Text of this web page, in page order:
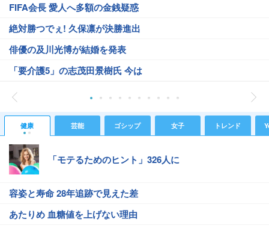
FIFA会長 愛人へ多額の金銭疑惑
絶対勝つでぇ! 久保凛が決勝進出
俳優の及川光博が結婚を発表
「要介護5」の志茂田景樹氏 今は
健康 芸能 ゴシップ 女子 トレンド
「モテるためのヒント」326人に
容姿と寿命 28年追跡で見えた差
あたりめ 血糖値を上げない理由